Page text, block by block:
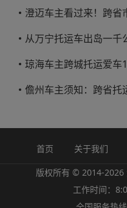
首页 关于我们
版权所有 © 2014-2026
工作时间：